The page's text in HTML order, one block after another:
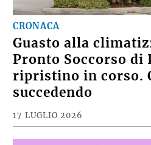
CRONACA
Guasto alla
Pronto Soccorso di
ripristino in corso.
succedendo
17 LUGLIO 2026